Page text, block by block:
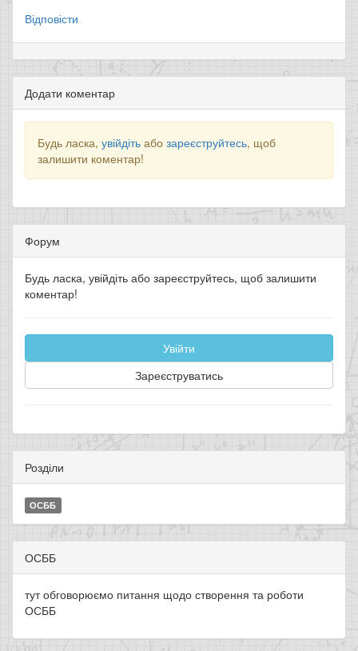
Відповісти
Додати коментар
Будь ласка, увійдіть або зареєструйтесь, щоб
залишити коментар!
Форум
Будь ласка, увійдіть або зареєструйтесь, щоб залишити
коментар!
Увійти
Зареєструватись
Розділи
ОСББ
ОСББ
тут обговорюємо питання щодо створення та роботи
ОСББ